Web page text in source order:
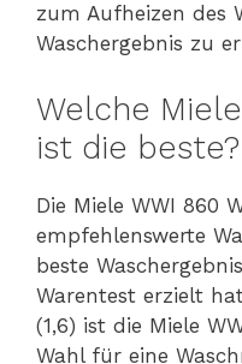
zum Aufheizen des
Waschergebnis zu
Welche
ist die beste?
Die Miele WWI 860
empfehlenswerte
beste
Warentest erzielt
(1,6) ist die Miele
Wahl für eine